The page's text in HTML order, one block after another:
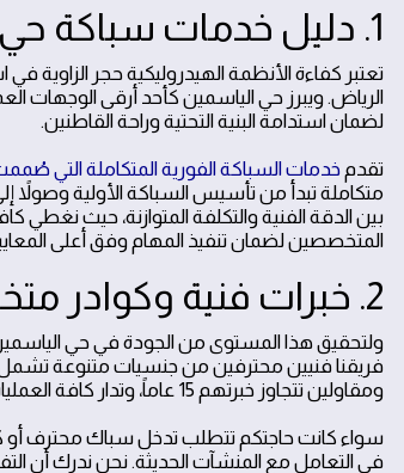
1. دليل خدمات سباكة حي الياسمين في الرياض
تعتبر كفاءة الأنظمة الهيدروليكية حجر الزاوية
الرياض. ويبرز حي الياسمين كأحد أرقى الوجهات
لضمان استدامة البنية التحتية وراحة القاطنين.
تقدمخدمات السباكة الفورية المتكاملة التي
متكاملة تبدأ من تأسيس السباكة الأولية وصولاً
بين الدقة الفنية والتكلفة المتوازنة، حيث
المتخصصين لضمان تنفيذ المهام وفق أعلى
2. خبرات فنية وكوادر متخصصة في أعمال السباكة
ولتحقيق هذا المستوى من الجودة في حي
فريقنا فنيين محترفين من جنسيات متنوعة تشمل
ومقاولين تتجاوز خبرتهم 15 عاماً، وتدار كافة العمليات بإشراف إدارة سعودية تضمن الالتزام التام بالقيم المهنية ومواعيد التسليم.
سواء كانت حاجتكم تتطلب تدخل سباك محترف أو
في التعامل مع المنشآت الحديثة. نحن ندرك أن